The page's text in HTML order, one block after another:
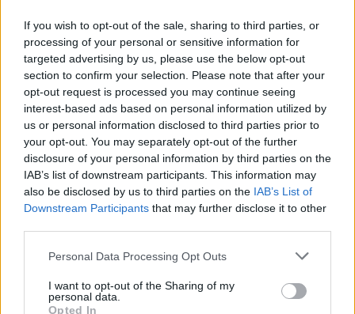
If you wish to opt-out of the sale, sharing to third parties, or
processing of your personal or sensitive information for
targeted advertising by us, please use the below opt-out
section to confirm your selection. Please note that after your
opt-out request is processed you may continue seeing
interest-based ads based on personal information utilized by
us or personal information disclosed to third parties prior to
your opt-out. You may separately opt-out of the further
disclosure of your personal information by third parties on the
IAB’s list of downstream participants. This information may
also be disclosed by us to third parties on the IAB’s List of
Downstream Participants that may further disclose it to other
Please note that this website/app uses one or more Google
not limited to your visit or usage behaviour. You may click to
grant or deny consent to Google and its third-party tags to
Personal Data Processing Opt Outs
I want to opt-out of the Sharing of my
personal data.
Opted In